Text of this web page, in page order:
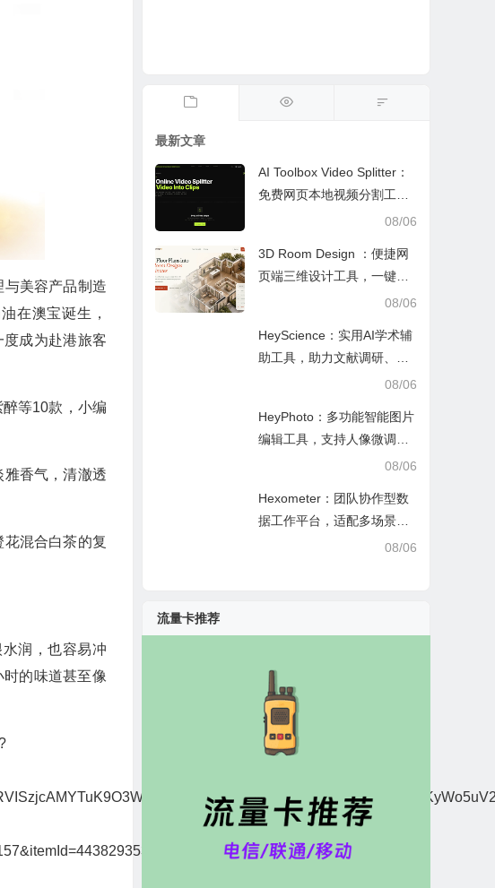
美容产品制造
在澳宝诞生，
度成为赴港旅客
等10款，小编
香气，清澈透
混合白茶的复
润，也容易冲
的味道甚至像
最新文章
AI Toolbox Video Splitter：
免费网页本地视频分割工
具，多模式裁切高清视频且
08/06
3D Room Design ：便捷网
页端三维设计工具，一键户
型建模、实时改色布景助力
08/06
HeyScience：实用AI学术辅
助工具，助力文献调研、论
文审阅与日常学业研究工作
08/06
HeyPhoto：多功能智能图片
编辑工具，支持人像微调、
艺术创作与日常隐私防护08/06
Hexometer：团队协作型数
据工作平台，适配多场景数
据分析、高效办公与企业安
08/06
流量卡推荐